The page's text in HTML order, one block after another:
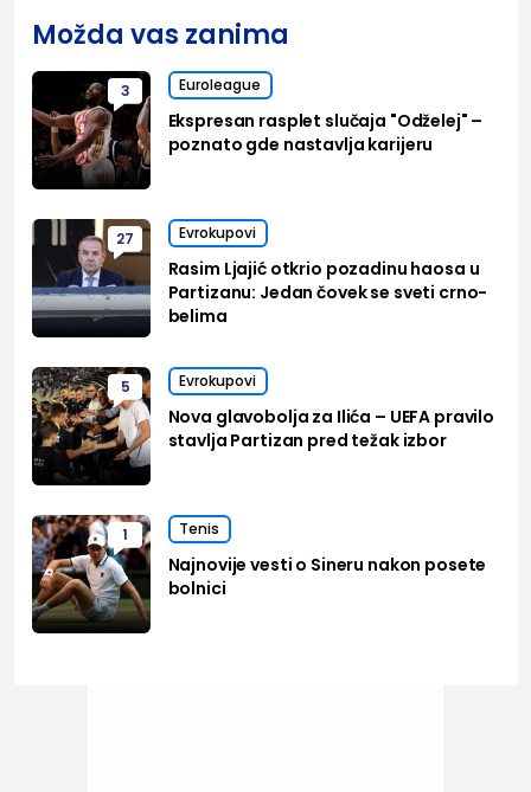
Možda vas zanima
3 Euroleague
Ekspresan rasplet slučaja "Odželej" –
poznato gde nastavlja karijeru
27 Evrokupovi
Rasim Ljajić otkrio pozadinu haosa u
Partizanu: Jedan čovek se sveti crno-
belima
5 Evrokupovi
Nova glavobolja za Ilića – UEFA pravilo
stavlja Partizan pred težak izbor
1 Tenis
Najnovije vesti o Sineru nakon posete
bolnici